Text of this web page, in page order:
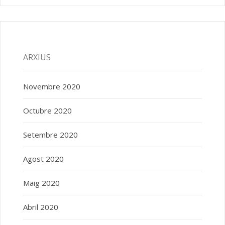
ARXIUS
Novembre 2020
Octubre 2020
Setembre 2020
Agost 2020
Maig 2020
Abril 2020